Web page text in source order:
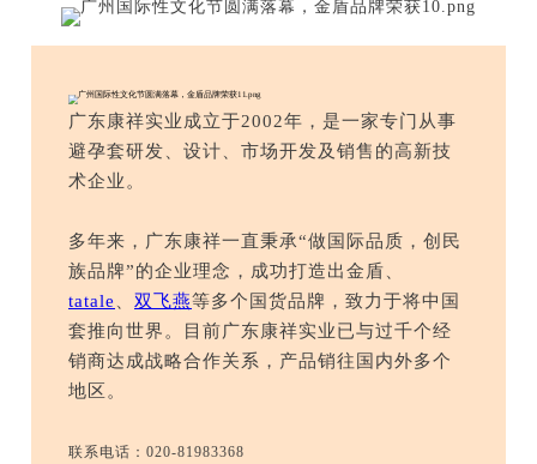
广东康祥实业成立于2002年，是一家专门从事
避孕套研发、设计、市场开发及销售的高新技
术企业。
多年来，广东康祥一直秉承“做国际品质，创民
族品牌”的企业理念，成功打造出金盾、
tatale
双飞燕等多个国货品牌，致力于将中国
套推向世界。目前广东康祥实业已与过千个经
销商达成战略合作关系，产品销往国内外多个
地区。
联系电话：020-81983368